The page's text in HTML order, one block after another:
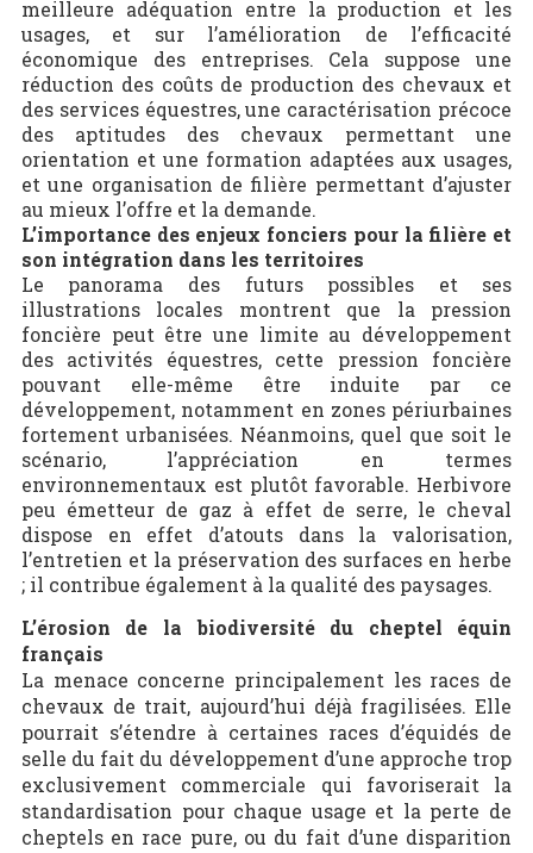
meilleure adéquation entre la production et les
usages, et sur l’amélioration de l’efficacité
économique des entreprises. Cela suppose une
réduction des coûts de production des chevaux et
des services équestres, une caractérisation précoce
des aptitudes des chevaux permettant une
orientation et une formation adaptées aux usages,
et une organisation de filière permettant d’ajuster
au mieux l’offre et la demande.
L’importance des enjeux fonciers pour la filière et
son intégration dans les territoires
Le panorama des futurs possibles et ses
illustrations locales montrent que la pression
foncière peut être une limite au développement
des activités équestres, cette pression foncière
pouvant elle-même être induite par ce
développement, notamment en zones périurbaines
fortement urbanisées. Néanmoins, quel que soit le
scénario, l’appréciation en termes
environnementaux est plutôt favorable. Herbivore
peu émetteur de gaz à effet de serre, le cheval
dispose en effet d’atouts dans la valorisation,
l’entretien et la préservation des surfaces en herbe
; il contribue également à la qualité des paysages.
L’érosion de la biodiversité du cheptel équin
français
La menace concerne principalement les races de
chevaux de trait, aujourd’hui déjà fragilisées. Elle
pourrait s’étendre à certaines races d’équidés de
selle du fait du développement d’une approche trop
exclusivement commerciale qui favoriserait la
standardisation pour chaque usage et la perte de
cheptels en race pure, ou du fait d’une disparition